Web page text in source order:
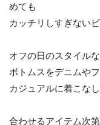
めても
カッチリしすぎない
オフの日のスタイル
ボトムスをデニムや
カジュアルに着こな
合わせるアイテム次